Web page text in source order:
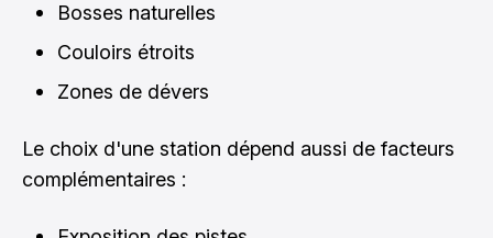
Bosses naturelles
Couloirs étroits
Zones de dévers
Le choix d'une station dépend aussi de facteurs
complémentaires :